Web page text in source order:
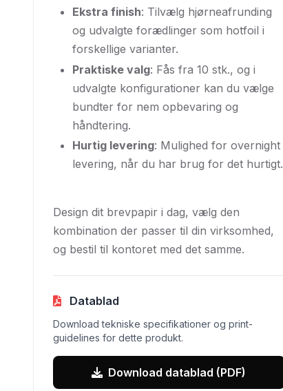
Ekstra finish: Tilvælg hjørneafrunding
og udvalgte forædlinger som hotfoil i
forskellige varianter.
Praktiske valg: Fås fra 10 stk., og i
udvalgte konfigurationer kan du vælge
bundter for nem opbevaring og
håndtering.
Hurtig levering: Mulighed for overnight
levering, når du har brug for det hurtigt.
Design dit brevpapir i dag, vælg den
kombination der passer til din virksomhed,
og bestil til kontoret med det samme.
Datablad
Download tekniske specifikationer og print-
guidelines for dette produkt.
Download datablad (PDF)